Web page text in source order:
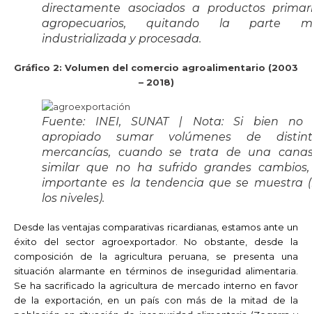
directamente asociados a productos
agropecuarios, quitando la parte
industrializada y procesada.
Gráfico 2: Volumen del comercio agroalimentario (2003
– 2018)
Fuente: INEI, SUNAT | Nota: Si bien no
apropiado sumar volúmenes de
mercancías, cuando se trata de una
similar que no ha sufrido grandes
importante es la tendencia que se muestra
los niveles).
Desde las ventajas comparativas ricardianas, estamos ante un
éxito del sector agroexportador. No obstante, desde la
composición de la agricultura peruana, se presenta una
situación alarmante en términos de inseguridad alimentaria.
Se ha sacrificado la agricultura de mercado interno en favor
de la exportación, en un país con más de la mitad de la